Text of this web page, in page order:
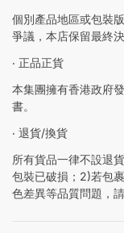
個別產品地區或包裝
爭議，本店保留最終決
‧ 正品正貨
本集團擁有香港政府
書。
‧ 退貨/換貨
所有貨品一律不設退
包裝已破損；2)若包
色差異等品質問題，